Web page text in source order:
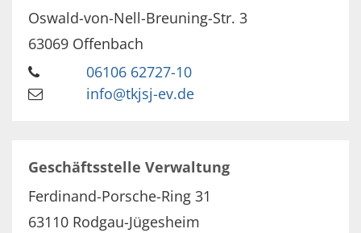
Oswald-von-Nell-Breuning-Str. 3
63069 Offenbach
06106 62727-10
info@tkjsj-ev.de
Geschäftsstelle Verwaltung
Ferdinand-Porsche-Ring 31
63110 Rodgau-Jügesheim